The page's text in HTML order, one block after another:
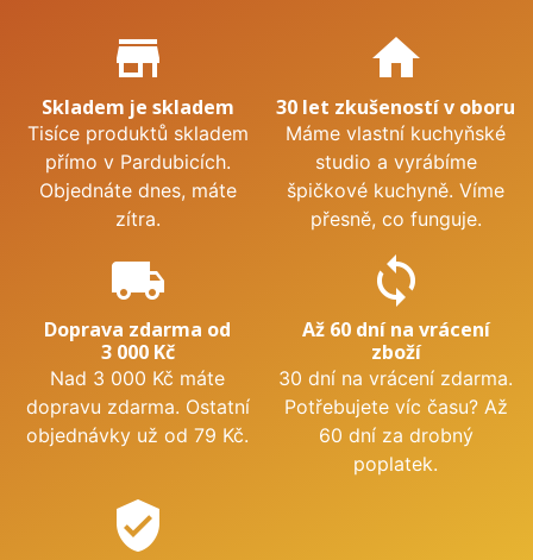
Proč nakupovat u nás?
store_mall_directory
Skladem je skladem
Tisíce produktů skladem
přímo v Pardubicích.
Objednáte dnes, máte
zítra.
home
30 let zkušeností v oboru
Máme vlastní kuchyňské
studio a vyrábíme
špičkové kuchyně. Víme
přesně, co funguje.
local_shipping
Doprava zdarma od
3 000 Kč
Nad 3 000 Kč máte
dopravu zdarma. Ostatní
objednávky už od 79 Kč.
sync
Až 60 dní na vrácení
zboží
30 dní na vrácení zdarma.
Potřebujete víc času? Až
60 dní za drobný
poplatek.
verified_user